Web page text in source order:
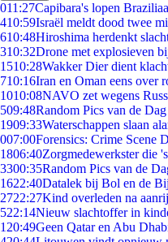
011:27Capibara's lopen
410:59Israël meldt dood twee
610:48Hiroshima herdenkt
310:32Drone met explosieven
1510:28Wakker Dier dient
710:16Iran en Oman eens over
1010:08NAVO zet wegens
509:48Random Pics van de
1909:33Waterschappen slaan
007:00Forensics: Crime Scene
1806:40Zorgmedewerkster die
3300:35Random Pics van de
1622:40Datalek bij Bol en de
2722:27Kind overleden na
522:14Nieuw slachtoffer in
1 20:49Geen Qatar en Abu